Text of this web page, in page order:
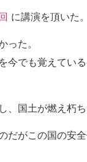
に講演を頂いた。
った。
でも覚えている
国土が燃え朽ち
がこの国の安